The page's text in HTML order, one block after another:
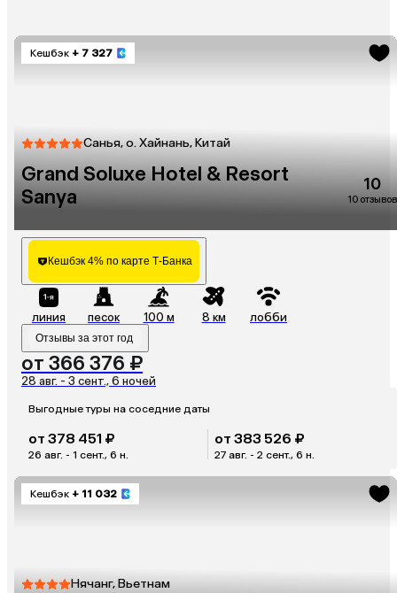
Кешбэк + 7 327
Санья, о. Хайнань, Китай
Grand Soluxe Hotel & Resort
Sanya
10
10 отзывов
Кешбэк 4% по карте Т-Банка
линия песок 100 м 8 км лобби
Отзывы за этот год
от 366 376 ₽
28 авг. - 3 сент., 6 ночей
Выгодные туры на соседние даты
от 378 451 ₽
26 авг. - 1 сент., 6 н.
от 383 526 ₽
27 авг. - 2 сент., 6 н.
Кешбэк + 11 032
Нячанг, Вьетнам